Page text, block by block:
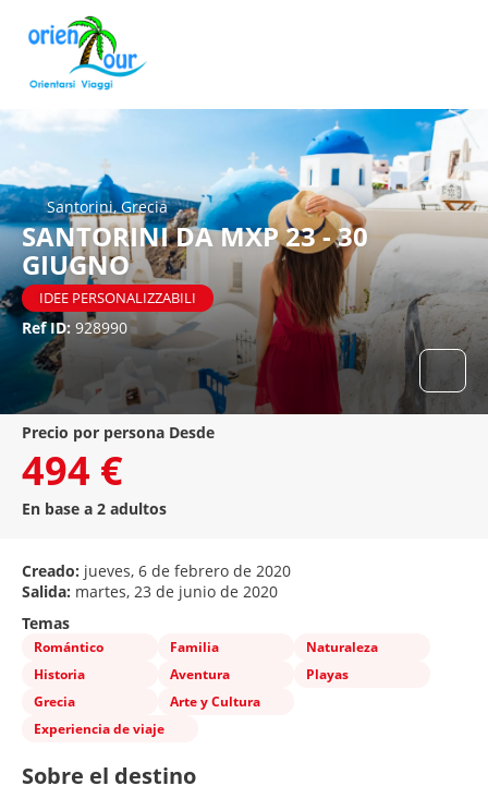
Santorini, Grecia
SANTORINI DA MXP 23 - 30
GIUGNO
IDEE PERSONALIZZABILI
Ref ID: 928990
precio por persona Desde
494 €
En base a 2 adultos
Creado: jueves, 6 de febrero de 2020
Salida: martes, 23 de junio de 2020
Temas
Romántico Familia
Naturaleza
Historia
Aventura
Playas
Grecia
Arte y Cultura
Experiencia de viaje
Sobre el destino